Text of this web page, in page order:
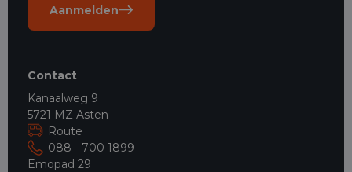
Aanmelden
Contact
Kanaalweg 9
5721 MZ Asten
Route
088 - 700 1899
Emopad 29